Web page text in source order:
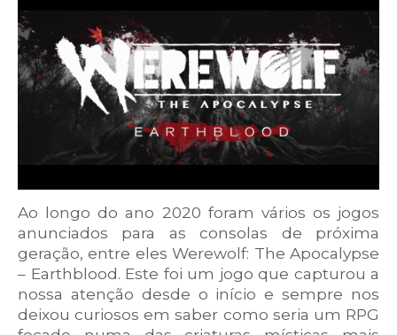
Ao longo do ano 2020 foram vários os jogos
anunciados para as consolas de próxima
geração, entre eles Werewolf: The Apocalypse
– Earthblood. Este foi um jogo que capturou a
nossa atenção desde o início e sempre nos
deixou curiosos em saber como seria um RPG